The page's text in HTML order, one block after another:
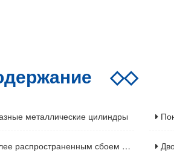
◇◇
металлические цилиндры
сбоем на гидравлическом цилиндре